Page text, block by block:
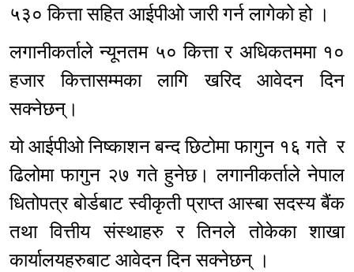
५३० कित्ता सहित आईपीओ जारी गर्न लागेको हो ।
लगानीकर्ताले न्यूनतम ५० कित्ता र अधिकतममा १०
हजार कित्तासम्मका लागि खरिद आवेदन दिन
सक्नेछन्।
यो आईपीओ निष्काशन बन्द छिटोमा फागुन १६ गते र
ढिलोमा फागुन २७ गते हुनेछ। लगानीकर्ताले नेपाल
धितोपत्र बोर्डबाट स्वीकृती प्राप्त आस्बा सदस्य बैंक
तथा वित्तीय संस्थाहरु र तिनले तोकेका शाखा
कार्यालयहरुबाट आवेदन दिन सक्नेछन् ।